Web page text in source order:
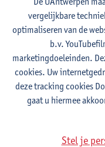
Toon e-mailadres
Sint-Jacobstraat 2
2000 Antwerpen, BEL
Volg
LinkedIn
vergelijkbare
optimaliseren van de
b.v.
marketingdoeleinden.
cookies. Uw
deze tracking cookies
gaat u hiermee
Stel je